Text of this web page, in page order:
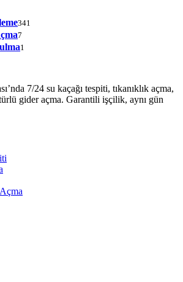
341
7
1
7/24 su kaçağı tespiti, tıkanıklık açma,
gider açma. Garantili işçilik, aynı gün